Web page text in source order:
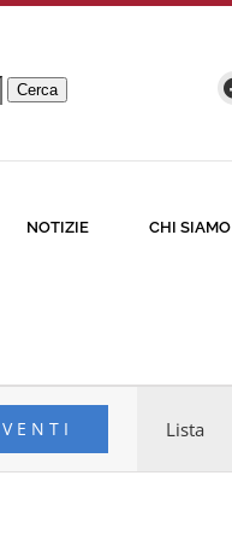
Cerca
NOTIZIE CHI SIAMO
Lista